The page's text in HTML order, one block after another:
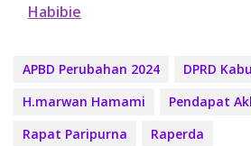
Habibie
APBD Perubahan 2024
DPRD
H.marwan Hamami
Pendapat
Rapat Paripurna
Raperda